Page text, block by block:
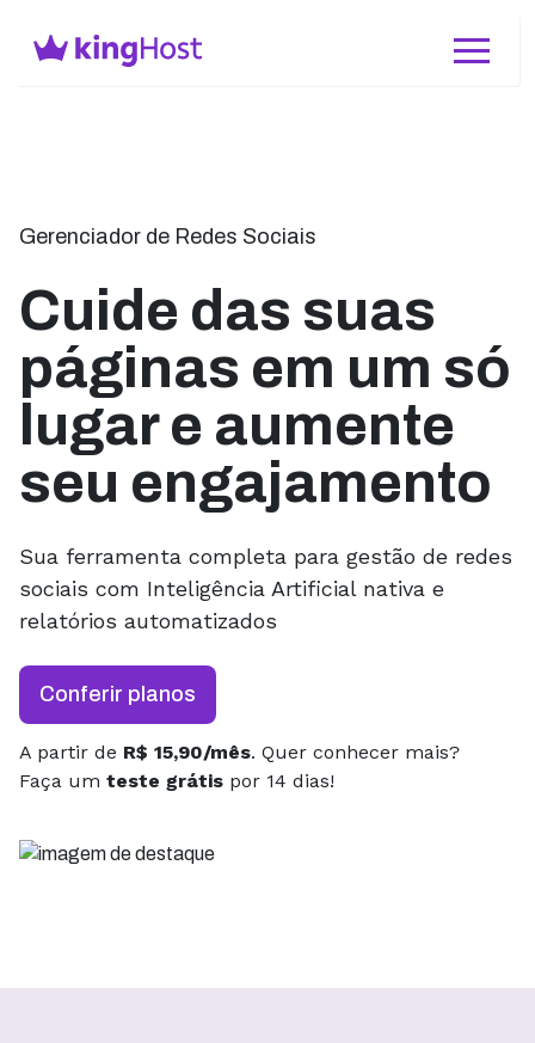
Gerenciador de Redes Sociais
Cuide das suas
páginas em um só
lugar e aumente
seu engajamento
Sua ferramenta completa para gestão de redes
sociais com Inteligência Artificial nativa e
relatórios automatizados
Conferir planos
A partir de R$ 15,90/mês. Quer conhecer mais?
Faça um teste grátis por 14 dias!